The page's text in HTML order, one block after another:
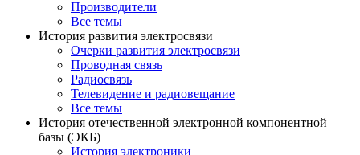
Производители
Все темы
История развития электросвязи
Очерки развития электросвязи
Проводная связь
Радиосвязь
Телевидение и радиовещание
Все темы
История отечественной электронной компонентной
базы (ЭКБ)
История электроники